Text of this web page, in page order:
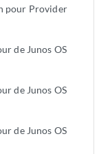
pour Provider
de Junos OS
de Junos OS
de Junos OS